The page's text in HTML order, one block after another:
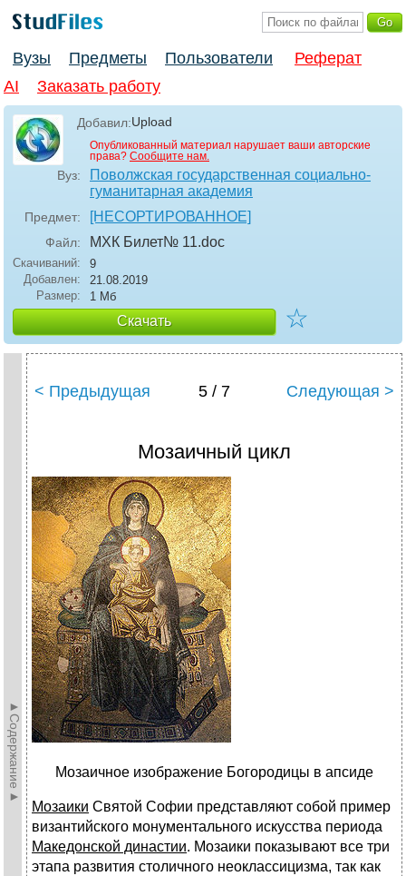
Вузы Предметы Пользователи
Реферат
AI
Заказать работу
Добавил:Upload
Опубликованный материал нарушает ваши авторские
права? Сообщите нам.
Вуз:
Поволжская государственная социально-
гуманитарная академия
Предмет: [НЕСОРТИРОВАННОЕ]
Файл: МХК Билет№ 11.doc
Скачиваний:
9
Добавлен:
21.08.2019
Размер:
1 Мб
Скачать ☆
►Содержание►
< Предыдущая 5 / 7 Следующая >
Мозаичный цикл
Мозаичное изображение Богородицы в апсиде
Мозаики Святой Софии представляют собой пример
византийского монументального искусства периода
Македонской династии. Мозаики показывают все три
этапа развития столичного неоклассицизма, так как